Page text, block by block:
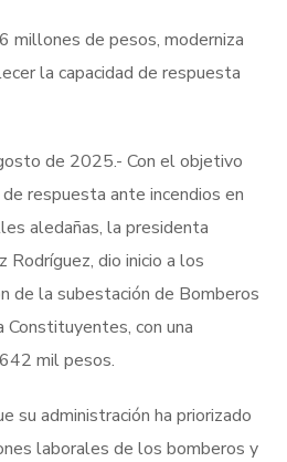
millones de pesos, moderniza
la capacidad de respuesta
de 2025.- Con el objetivo
respuesta ante incendios en
aledañas, la presidenta
Rodríguez, dio inicio a los
de la subestación de Bomberos
Constituyentes, con una
mil pesos.
su administración ha priorizado
laborales de los bomberos y